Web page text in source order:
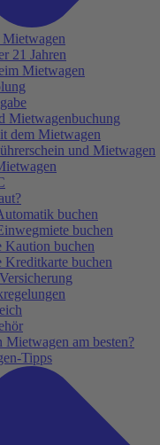
21 Jahren
Mietwagen
Mietwagenbuchung
dem Mietwagen
und Mietwagen
buchen
buchen
Kaution buchen
Kreditkarte buchen
Mietwagen am besten?
Tipps